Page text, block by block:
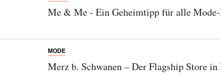
Me & Me - Ein Geheimtipp für alle
MODE
Merz b. Schwanen – Der Flagship Store